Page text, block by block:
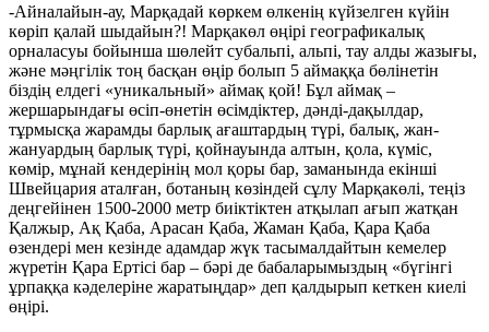
-Айналайын-ау, Марқадай көркем өлкенің күйзелген күйін
көріп қалай шыдайын?! Марқакөл өңірі географикалық
орналасуы бойынша шөлейт субальпі, альпі, тау алды жазығы,
және мәңгілік тоң басқан өңір болып 5 аймаққа бөлінетін
біздің елдегі «уникальный» аймақ қой! Бұл аймақ –
жершарындағы өсіп-өнетін өсімдіктер, дәнді-дақылдар,
тұрмысқа жарамды барлық ағаштардың түрі, балық, жан-
жануардың барлық түрі, қойнауында алтын, қола, күміс,
көмір, мұнай кендерінің мол қоры бар, заманында екінші
Швейцария аталған, ботаның көзіндей сұлу Марқакөлі, теңіз
деңгейінен 1500-2000 метр биіктіктен атқылап ағып жатқан
Қалжыр, Ақ Қаба, Арасан Қаба, Жаман Қаба, Қара Қаба
өзендері мен кезінде адамдар жүк тасымалдайтын кемелер
жүретін Қара Ертісі бар – бәрі де бабаларымыздың «бүгінгі
ұрпаққа кәделеріне жаратыңдар» деп қалдырып кеткен киелі
өңірі.